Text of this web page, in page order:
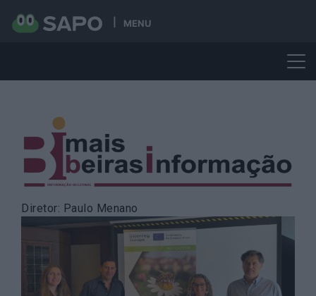
MENU
content
Diretor: Paulo Menano